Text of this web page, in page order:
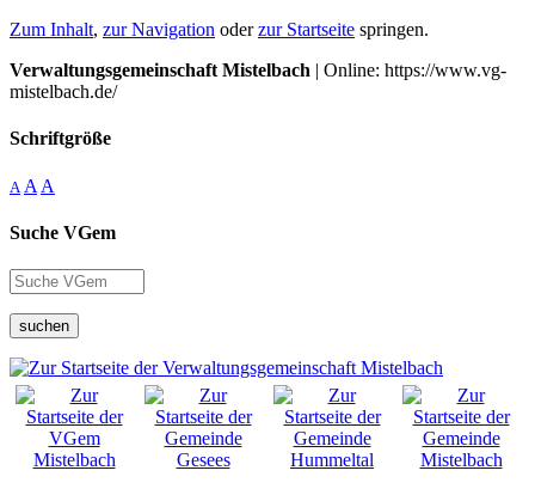
Zum Inhalt, zur Navigation oderzur Startseite springen.
Verwaltungsgemeinschaft Mistelbach | Online: https://www.vg-
mistelbach.de/
Schriftgröße
A A A
Suche VGem
suchen